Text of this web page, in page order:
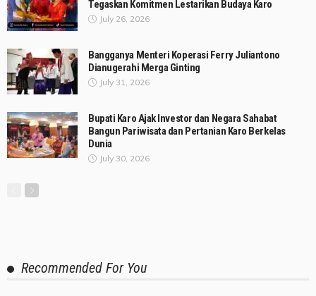
Tegaskan Komitmen Lestarikan Budaya Karo
July 26, 2026
Bangganya Menteri Koperasi Ferry Juliantono
Dianugerahi Merga Ginting
July 31, 2026
Bupati Karo Ajak Investor dan Negara Sahabat
Bangun Pariwisata dan Pertanian Karo Berkelas
Dunia
July 30, 2026
Recommended For You